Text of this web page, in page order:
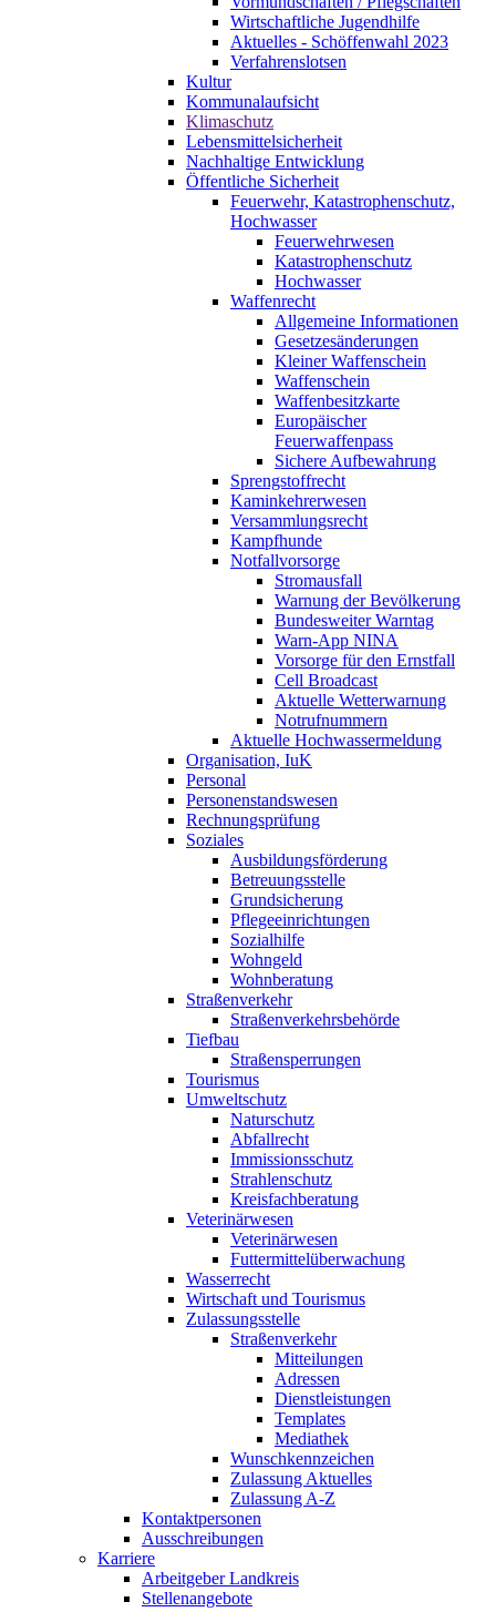
Wirtschaftliche Jugendhilfe
Aktuelles - Schöffenwahl 2023
Verfahrenslotsen
Kultur
Kommunalaufsicht
Klimaschutz
Lebensmittelsicherheit
Nachhaltige Entwicklung
Öffentliche Sicherheit
Feuerwehr, Katastrophenschutz,
Hochwasser
Feuerwehrwesen
Katastrophenschutz
Hochwasser
Waffenrecht
Allgemeine Informationen
Gesetzesänderungen
Kleiner Waffenschein
Waffenschein
Waffenbesitzkarte
Europäischer
Feuerwaffenpass
Sichere Aufbewahrung
Sprengstoffrecht
Kaminkehrerwesen
Versammlungsrecht
Kampfhunde
Notfallvorsorge
Stromausfall
Warnung der Bevölkerung
Bundesweiter Warntag
Warn-App NINA
Vorsorge für den Ernstfall
Cell Broadcast
Aktuelle Wetterwarnung
Notrufnummern
Aktuelle Hochwassermeldung
Organisation, IuK
Personal
Personenstandswesen
Rechnungsprüfung
Soziales
Ausbildungsförderung
Betreuungsstelle
Grundsicherung
Pflegeeinrichtungen
Sozialhilfe
Wohngeld
Wohnberatung
Straßenverkehr
Straßenverkehrsbehörde
Tiefbau
Straßensperrungen
Tourismus
Umweltschutz
Naturschutz
Abfallrecht
Immissionsschutz
Strahlenschutz
Kreisfachberatung
Veterinärwesen
Veterinärwesen
Futtermittelüberwachung
Wasserrecht
Wirtschaft und Tourismus
Zulassungsstelle
Straßenverkehr
Mitteilungen
Adressen
Dienstleistungen
Templates
Mediathek
Wunschkennzeichen
Zulassung Aktuelles
Zulassung A-Z
Kontaktpersonen
Ausschreibungen
Karriere
Arbeitgeber Landkreis
Stellenangebote